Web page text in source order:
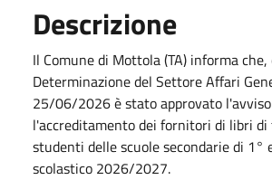
Descrizione
Il Comune di Mottola (TA) informa che,
Determinazione del Settore Affari
25/06/2026 è stato approvato
l'accreditamento dei fornitori di libri
studenti delle scuole secondarie di 1°
scolastico 2026/2027.